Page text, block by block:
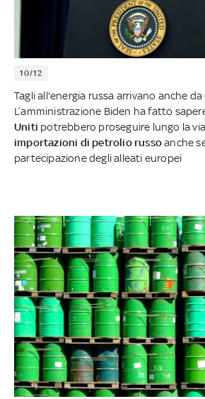
10/12
Tagli all'energia russa arrivano anche da
L’amministrazione Biden ha fatto
Uniti potrebbero proseguire lungo la
importazioni di petrolio russoanche
partecipazione degli alleati europei